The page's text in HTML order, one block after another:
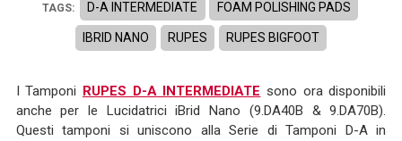
TAGS: D-A INTERMEDIATE FOAM POLISHING PADS
IBRID NANO RUPES RUPES BIGFOOT
I Tamponi RUPES D-A INTERMEDIATE sono ora disponibili
anche per le Lucidatrici iBrid Nano (9.DA40B & 9.DA70B).
Questi tamponi si uniscono alla Serie di Tamponi D-A in